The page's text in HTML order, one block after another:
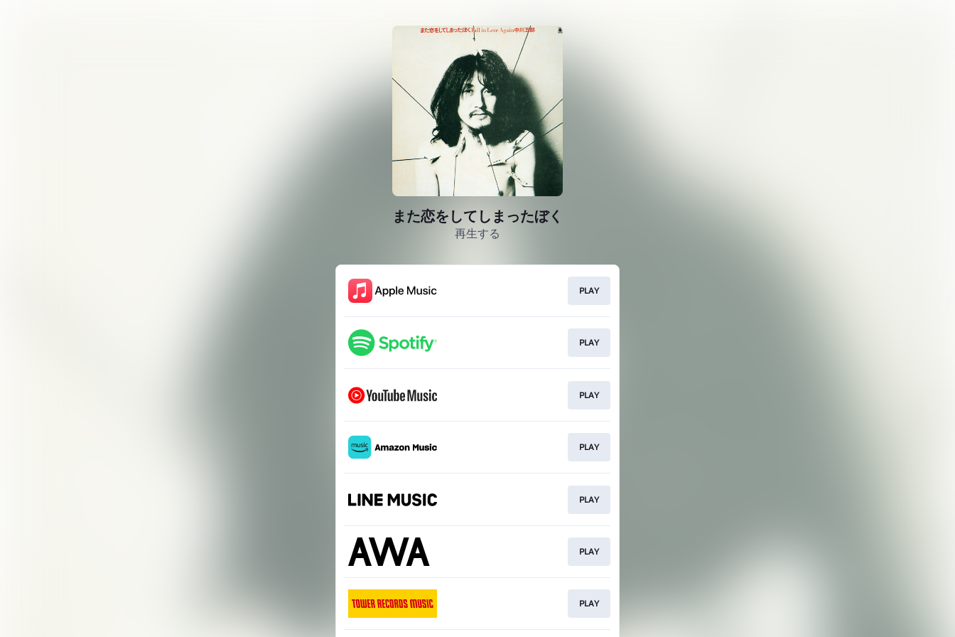
また恋をしてしまったぼく
再生する
PLAY
PLAY
PLAY
PLAY
PLAY
PLAY
PLAY